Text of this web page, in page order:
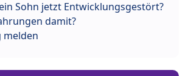
Sohn jetzt Entwicklungsgestört?
damit?
melden